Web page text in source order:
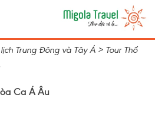
Trung Đông và Tây Á > Tour Thổ
Ca Á Âu